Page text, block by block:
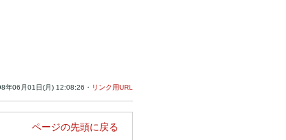
年06月01日(月) 12:08:26・ リンク用URL
ページの先頭に戻る